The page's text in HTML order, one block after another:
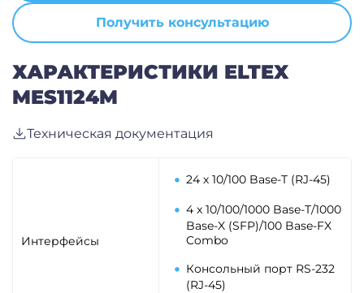
Получить консультацию
ХАРАКТЕРИСТИКИ ELTEX
MES1124M
Техническая документация
Интерфейсы
24 х 10/100 Base-T (RJ-45)
4 x 10/100/1000 Base-T/1000
Base-X (SFP)/100 Base-FX
Combo
Консольный порт RS-232
(RJ-45)